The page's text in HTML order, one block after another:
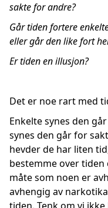
sakte for andre?
Går tiden fortere
eller går den like fort
Er tiden en illusjon?
Det er noe rart med
Enkelte synes den
synes den går for
hevder de har liten
bestemme over tiden
måte som noen er
avhengig av